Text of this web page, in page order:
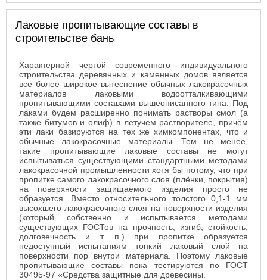
Лаковые пропитывающие составы в
строительстве бань
Характерной чертой современного индивидуального
строительства деревянных и каменных домов является
всё более широкое вытеснение обычных лакокрасочных
материалов лаковыми водоотталкивающими
пропитывающими составами вышеописанного типа. Под
лаками будем расширенно понимать растворы смол (а
также битумов и олиф) в летучем растворителе, причём
эти лаки базируются на тех же химкомпонентах, что и
обычные лакокрасочные материалы. Тем не менее,
такие пропитывающие лаковые составы не могут
испытываться существующими стандартными методами
лакокрасочной промышленности хотя бы потому, что при
пропитке самого лакокрасочного слоя (плёнки, покрытия)
на поверхности защищаемого изделия просто не
образуется. Вместо относительного толстого 0,1-1 мм
высохшего лакокрасочного слоя на поверхности изделия
(который собственно и испытывается методами
существующих ГОСТов на прочность, изгиб, стойкость,
долговечность и т. п.) при пропитке образуется
недоступный испытаниям тонкий лаковый слой на
поверхности пор внутри материала. Поэтому лаковые
пропитывающие составы пока тестируются по ГОСТ
30495-97 «Средства защитные для древесины.